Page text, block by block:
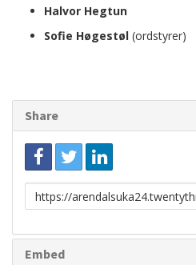
Halvor Hegtun
Sofie Høgestøl (ordstyrer)
Share
Link
to
Embed